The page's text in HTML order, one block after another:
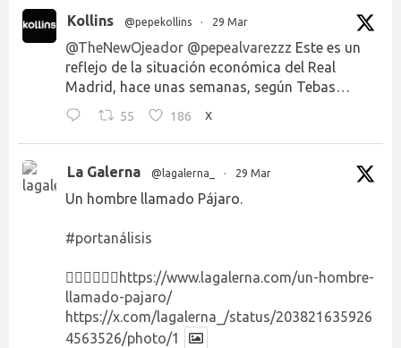
Kollins @pepekollins · 29 Mar
@TheNewOjeador @pepealvarezzz Este es un
reflejo de la situación económica del Real
Madrid, hace unas semanas, según Tebas…
55 186 X
La Galerna @lagalerna_ · 29 Mar
Un hombre llamado Pájaro.
#portanálisis
👉🏻👉🏻👉🏻 https://www.lagalerna.com/un-hombre-
llamado-pajaro/
https://x.com/lagalerna_/status/203821635926
4563526/photo/1